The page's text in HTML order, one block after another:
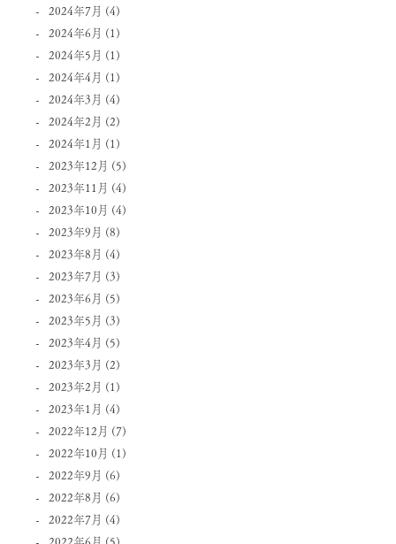
2024年7月 (4)
2024年6月 (1)
2024年5月 (1)
2024年4月 (1)
2024年3月 (4)
2024年2月 (2)
2024年1月 (1)
2023年12月 (5)
2023年11月 (4)
2023年10月 (4)
2023年9月 (8)
2023年8月 (4)
2023年7月 (3)
2023年6月 (5)
2023年5月 (3)
2023年4月 (5)
2023年3月 (2)
2023年2月 (1)
2023年1月 (4)
2022年12月 (7)
2022年10月 (1)
2022年9月 (6)
2022年8月 (6)
2022年7月 (4)